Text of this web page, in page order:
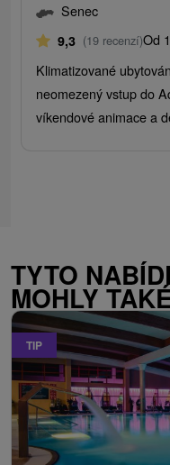
Senec
9,3 (19 recenzí)Od
Klimatizované
neomezený vstup do
víkendové animace a
TYTO
MOHLY
TIP